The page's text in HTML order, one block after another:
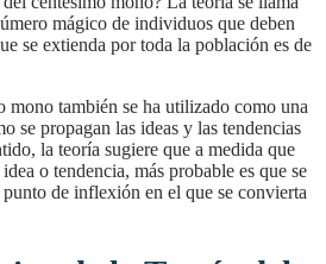
mágico de individuos que deben
se extienda por toda la población es de
se propagan las ideas y las tendencias
la teoría sugiere que a medida que
o tendencia, más probable es que se
de inflexión en el que se convierta